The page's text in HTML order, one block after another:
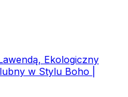
Ekologiczny
w Stylu Boho |